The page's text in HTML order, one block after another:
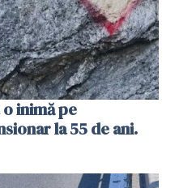
inimă pe
la 55 de ani.